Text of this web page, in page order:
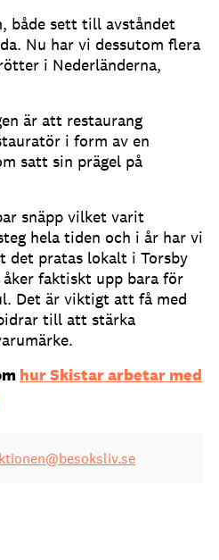
både sett till avståndet
Nu har vi dessutom flera
i Nederländerna,
är att restaurang
i form av en
satt sin prägel på
snäpp vilket varit
hela tiden och i år har vi
det pratas lokalt i Torsby
åker faktiskt upp bara för
Det är viktigt att få med
till att stärka
hur Skistar arbetar med